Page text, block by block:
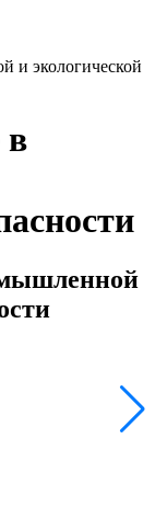
и экологической
в